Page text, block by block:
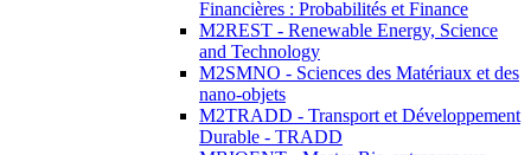
Financières : Probabilités et Finance
M2REST - Renewable Energy, Science
and Technology
M2SMNO - Sciences des Matériaux et des
nano-objets
M2TRADD - Transport et Développement
Durable - TRADD